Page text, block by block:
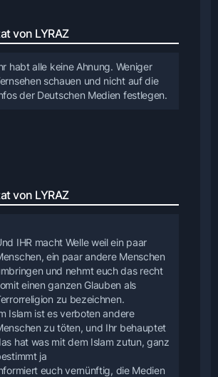
von LYRAZ
habt alle keine Ahnung. Weniger
schauen und nicht auf die
der Deutschen Medien festlegen.
von LYRAZ
IHR macht Welle weil ein paar
ein paar andere Menschen
und nehmt euch das recht
einen ganzen Glauben als
zu bezeichnen.
Islam ist es verboten andere
zu töten, und Ihr behauptet
hat was mit dem Islam zutun, ganz
ja
euch vernünftig, die Medien